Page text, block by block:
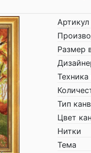
Артикул
Размер
Тип
Цвет
Нитки
Тема